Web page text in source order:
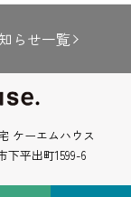
らせ一覧
ケーエムハウス
下平出町1599-6